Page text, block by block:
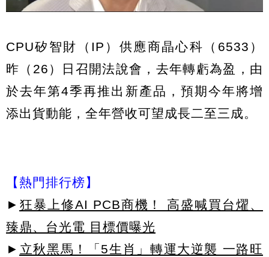
CPU矽智財（IP）供應商晶心科（6533）
昨（26）日召開法說會，去年轉虧為盈，由
於去年第4季再推出新產品，預期今年將增
添出貨動能，全年營收可望成長二至三成。
【熱門排行榜】
► 狂暴上修AI PCB商機！ 高盛喊買台燿、
臻鼎、台光電 目標價曝光
► 立秋黑馬！「5生肖」轉運大逆襲 一路旺